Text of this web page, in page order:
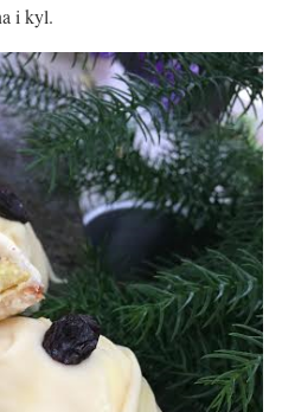
i kyl.